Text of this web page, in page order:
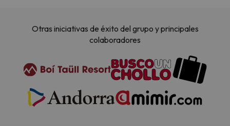
Otras iniciativas de éxito del grupo y principales
colaboradores